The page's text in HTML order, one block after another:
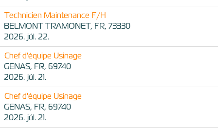
Technicien Maintenance F/H
BELMONT TRAMONET, FR, 73330
2026. júl. 22.
Chef d'équipe Usinage
GENAS, FR, 69740
2026. júl. 21.
Chef d'équipe Usinage
GENAS, FR, 69740
2026. júl. 21.